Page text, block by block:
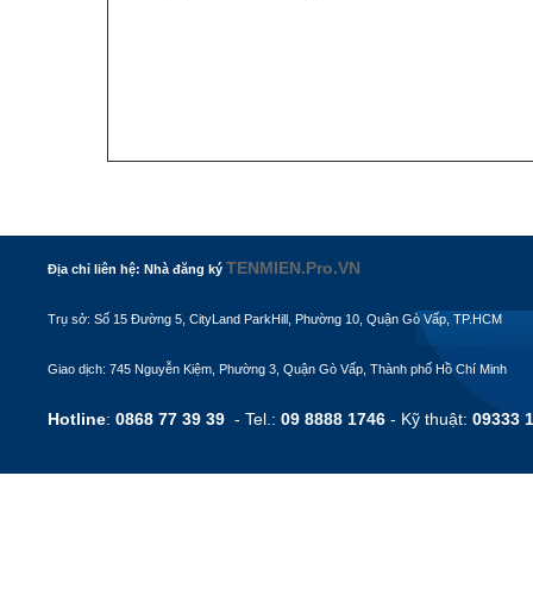
Địa chỉ liên hệ: Nhà đăng ký TENMIEN.Pro.VN
Trụ sở: Số 15 Đường 5, CityLand ParkHill, Phường 10, Quận Gò Vấp, TP.HCM
Giao dịch: 745 Nguyễn Kiệm, Phường 3, Quận Gò Vấp, Thành phố Hồ Chí Minh
Hotline: 0868 77 39 39 - Tel.: 09 8888 1746 - Kỹ thuật: 09333